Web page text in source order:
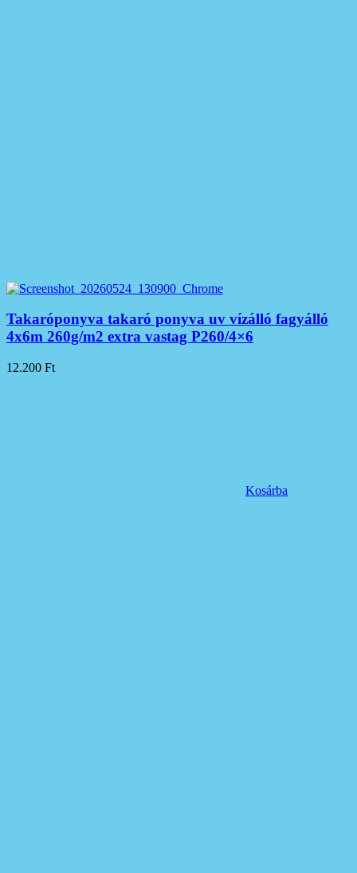
Takaróponyva takaró ponyva uv vízálló fagyálló
4x6m 260g/m2 extra vastag P260/4×6
12.200 Ft
Kosárba